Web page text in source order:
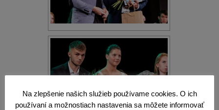
Na zlepšenie našich služieb používame cookies. O ich
používaní a možnostiach nastavenia sa môžete informovať